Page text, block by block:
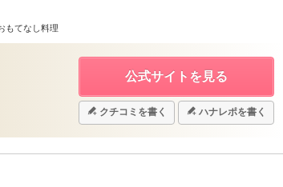
もてなし料理
公式サイトを見る
クチコミを書く ハナレポを書く